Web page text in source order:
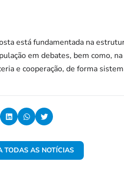
está fundamentada na
em debates, bem como,
e cooperação, de forma
TODAS AS NOTÍCIAS